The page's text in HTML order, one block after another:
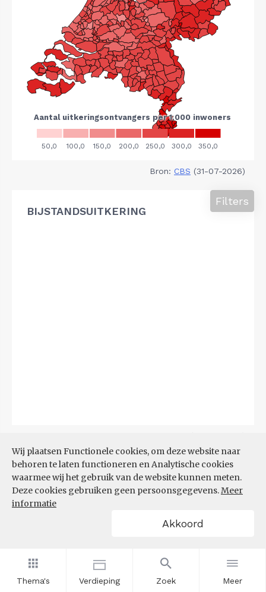
Thema's Verdieping Zoek Meer
Wij plaatsen Functionele cookies, om deze website naar
behoren te laten functioneren en Analytische cookies
waarmee wij het gebruik van de website kunnen meten.
Deze cookies gebruiken geen persoonsgegevens.Meer
informatie
Akkoord
Bron: CBS (31-07-2026)
BIJSTANDSUITKERING
Filters
BIJSTANDSUITKERING PER
1.000 INWONERS
Filters